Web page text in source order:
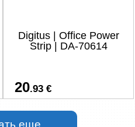
Digitus | Office Power
Strip | DA-70614
20.93 €